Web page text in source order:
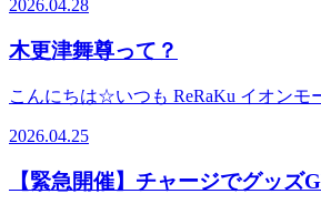
首や肩周りをこまめに動かしてあげま
す。・しっかり睡眠をとる・栄養バラ
自分を労わる時間も大切です♪「最近な
のメンテナンスも大切です♪セルフケ
を心よりお待ちしております♪☆★本日
き状況☆★10：30 ～ 19：30皆様のご
ております♪ ※数に限りがございます
∀・
肩甲骨ストレッチで首、肩、腰の疲れ
県木更津市築地1－4 イオンモール木
生活の変化などが重なり、身体が疲労
やすくなります。特にこの時期は、「
を！本格的な夏を迎える前に、今のう
がりやすくなってしまいます。今の時
取る湯船に浸かる水分補給をこまめに
など、日々のセルフケアも重要です♪
疲れを抱えたまま仕事に入ってしまう
るさだけでなく、体調不良の原因にも
疲れの正体はコレGW中に溜まりやす
や歩き疲れによる筋肉のこわばり朝晩
を受けています。自分でできる簡単リ
激しい雨でしたが、日中は一転して暑
に(;´Д｀)この寒暖差で、「なんとなく
れが抜けきらない…」と感じている方
体の巡りが乱れているサインなんです
まGWに入ってしまうと、せっかくの
しっかりリセットしておくことが大切
2026.04.28
木更津舞尊って？
こんにちは☆いつも ReRaKu イオンモ
からＧＷのかたもいらっしゃるらしい
木更津館内賑わっている気がします。
(日)にライブパークにて【かずさ木更
2026.04.25
【緊急開催】チャージでグッズ